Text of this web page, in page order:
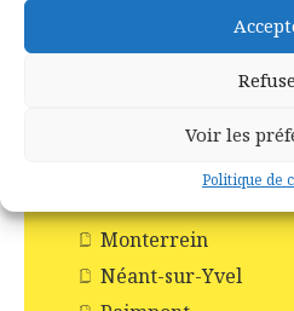
Voir les
Politique de
Campénéac
Monterrein
Néant-sur-Yvel